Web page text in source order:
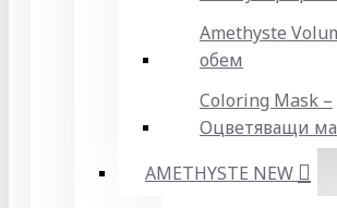
Amethyste
обем
Coloring Mask –
Оцветяващи
AMETHYSTE NEW